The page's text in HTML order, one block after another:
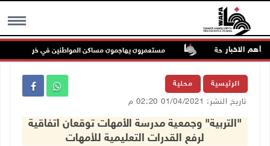
MENU أهم الاخبار
حرية الملاحة مستعمرون يهاجمون مساكن المواطنين في خربة الحمة
الرئيسية محلية
تاريخ النشر: 01/04/2021 02:20 م
"التربية" وجمعية مدرسة الأمهات توقعان اتفاقية
لرفع القدرات التعليمية للأمهات